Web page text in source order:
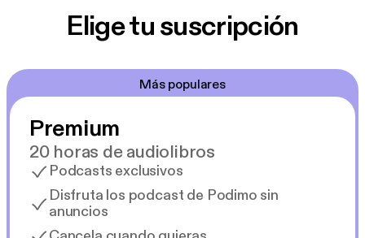
Elige tu suscripción
Más populares
Premium
20 horas de audiolibros
Podcasts exclusivos
Disfruta los podcast de Podimo sin
anuncios